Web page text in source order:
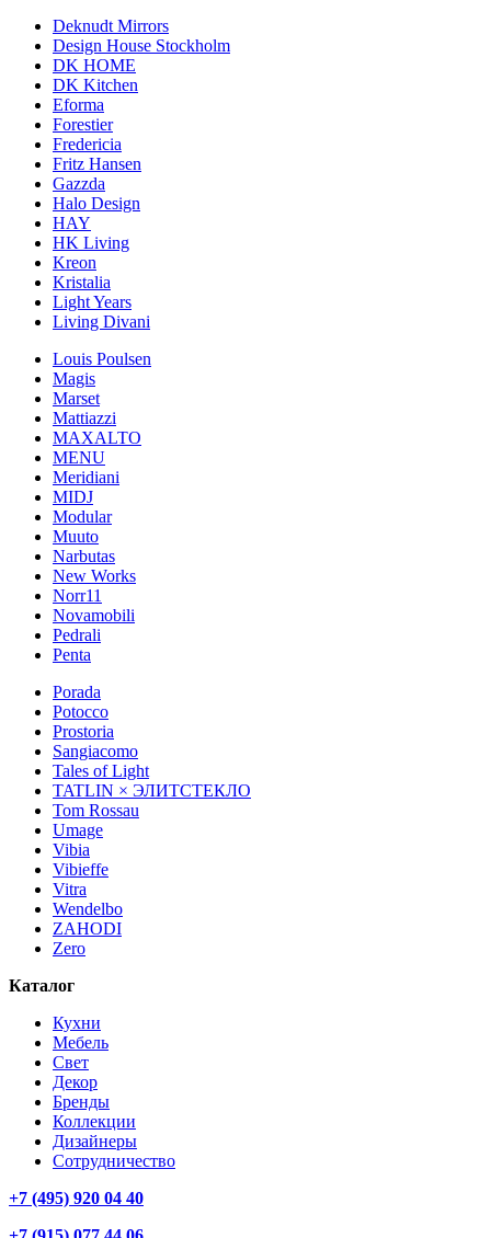
Deknudt Mirrors
Design House Stockholm
DK HOME
DK Kitchen
Eforma
Forestier
Fredericia
Fritz Hansen
Gazzda
Halo Design
HAY
HK Living
Kreon
Kristalia
Light Years
Living Divani
Louis Poulsen
Magis
Marset
Mattiazzi
MAXALTO
MENU
Meridiani
MIDJ
Modular
Muuto
Narbutas
New Works
Norr11
Novamobili
Pedrali
Penta
Porada
Potocco
Prostoria
Sangiacomo
Tales of Light
TATLIN × ЭЛИТСТЕКЛО
Tom Rossau
Umage
Vibia
Vibieffe
Vitra
Wendelbo
ZAHODI
Zero
Каталог
Кухни
Мебель
Свет
Декор
Бренды
Коллекции
Дизайнеры
Сотрудничество
+7 (495) 920 04 40